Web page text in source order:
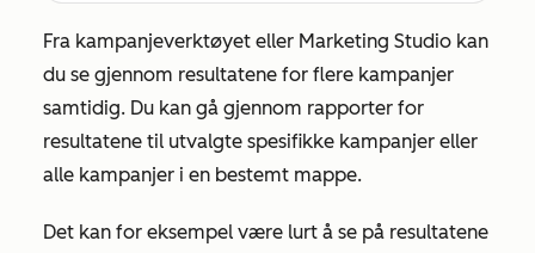
Fra kampanjeverktøyet eller Marketing Studio kan
du se gjennom resultatene for flere kampanjer
samtidig. Du kan gå gjennom rapporter for
resultatene til utvalgte spesifikke kampanjer eller
alle kampanjer i en bestemt mappe.
Det kan for eksempel være lurt å se på resultatene